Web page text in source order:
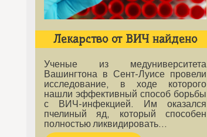
Лекарство от ВИЧ найдено
Ученые из медуниверситета
Вашингтона в Сент-Луисе провели
исследование, в ходе которого
нашли эффективный способ борьбы
с ВИЧ-инфекцией. Им оказался
пчелиный яд, который способен
полностью ликвидировать…